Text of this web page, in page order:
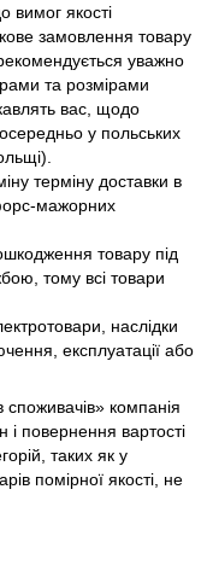
вимог якості
замовлення товару
уважно
та розмірами
вас, щодо
у польських
терміну доставки в
мажорних
товару під
тому всі товари
наслідки
експлуатації або
компанія
повернення вартості
таких як у
помірної якості, не